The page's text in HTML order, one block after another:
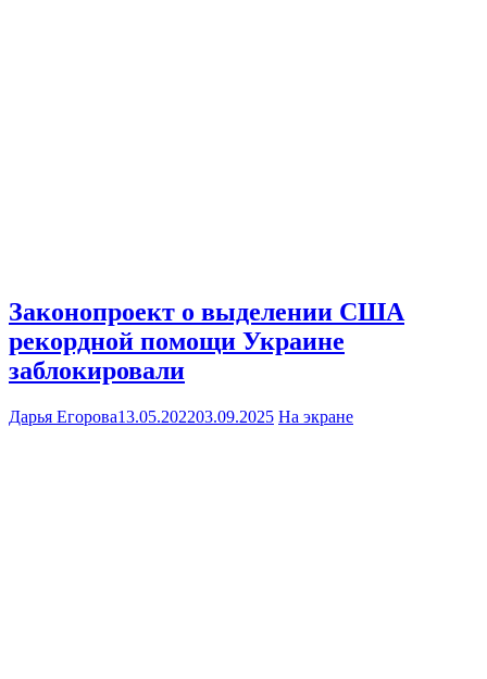
Законопроект о выделении США
рекордной помощи Украине
заблокировали
Дарья Егорова13.05.202203.09.2025 На экране